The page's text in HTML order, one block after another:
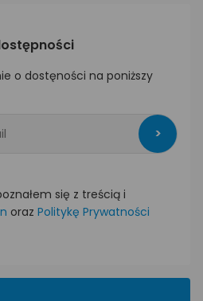
o dostęności na poniższy
>
się z treścią i
oraz Politykę Prywatności